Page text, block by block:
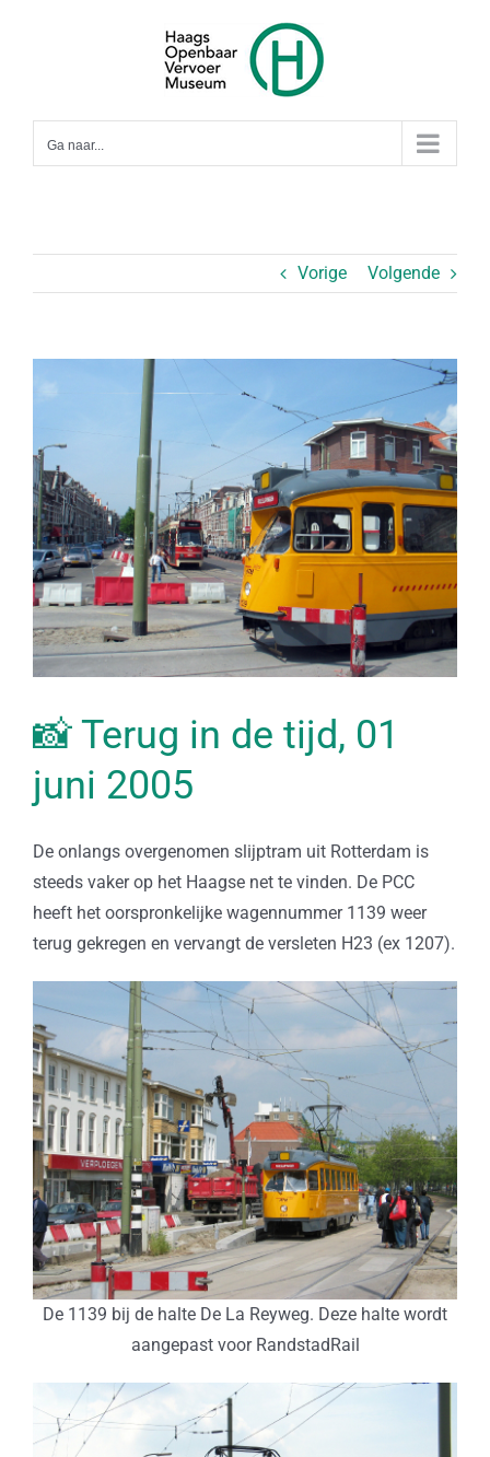
Ga naar...
Vorige Volgende
grotere
📸 Terug in de tijd, 01
juni 2005
De onlangs overgenomen slijptram uit Rotterdam is
steeds vaker op het Haagse net te vinden. De PCC
heeft het oorspronkelijke wagennummer 1139 weer
terug gekregen en vervangt de versleten H23 (ex 1207).
De 1139 bij de halte De La Reyweg. Deze halte wordt
aangepast voor RandstadRail